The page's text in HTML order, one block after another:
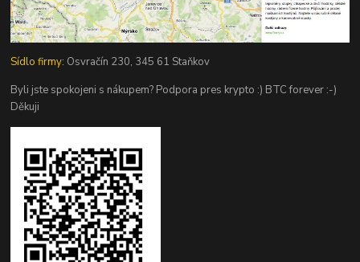
Sídlo firmy: Osvračín 230, 345 61 Staňkov
Byli jste spokojeni s nákupem? Podpora pres krypto :) BTC forever :-)
Děkuji